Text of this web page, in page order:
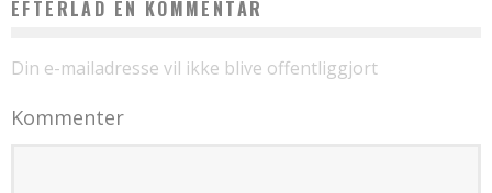
EFTERLAD EN KOMMENTAR
Din e-mailadresse vil ikke blive offentliggjort
Kommenter